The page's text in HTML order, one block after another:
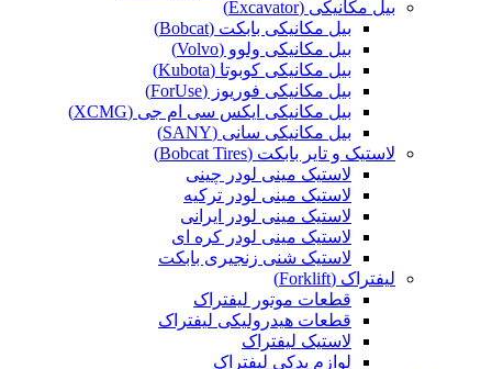
بیل مکانیکی (Excavator)
بیل مکانیکی بابکت (Bobcat)
بیل مکانیکی ولوو (Volvo)
بیل مکانیکی کوبوتا (Kubota)
بیل مکانیکی فوریوز (ForUse)
بیل مکانیکی ایکس سی ام جی (XCMG)
بیل مکانیکی سانی (SANY)
لاستیک و تایر بابکت (Bobcat Tires)
لاستیک مینی لودر چینی
لاستیک مینی لودر ترکیه
لاستیک مینی لودر ایرانی
لاستیک مینی لودر کره ای
لاستیک شنی زنجیری بابکت
لیفتراک (Forklift)
قطعات موتور لیفتراک
قطعات هیدرولیکی لیفتراک
لاستیک لیفتراک
لوازم یدکی لیفتراک